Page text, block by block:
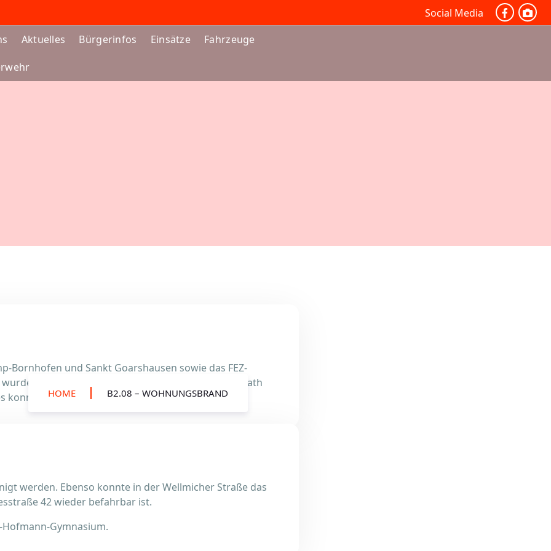
Social Media
Aktuelles Bürgerinfos Einsätze Fahrzeuge
HOME B2.08 – WOHNUNGSBRAND
Bornhofen und Sankt Goarshausen sowie das FEZ-
zu einem gemeldeten Wohnungsbrand in Prath
konnte kein Brandereignis festgestellt werden.
werden. Ebenso konnte in der Wellmicher Straße das
42 wieder befahrbar ist.
Gymnasium.